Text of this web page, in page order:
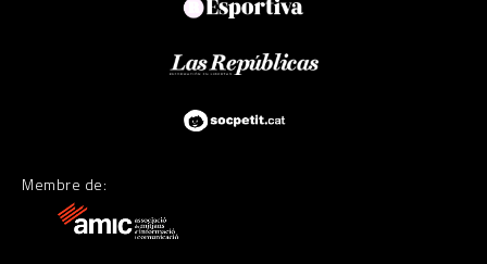
Membre de: